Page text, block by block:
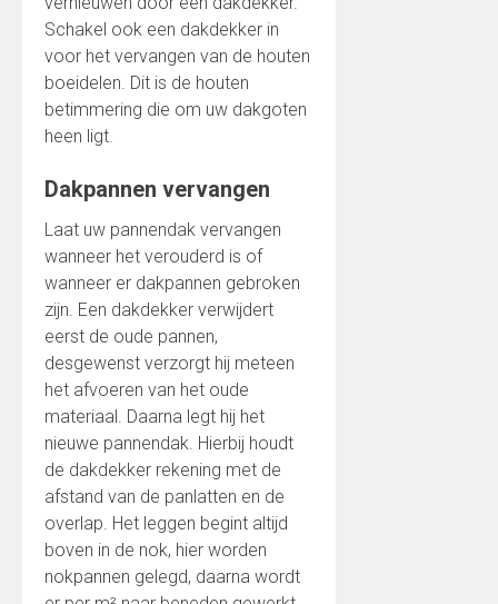
Schakel ook een dakdekker in
voor het vervangen van de houten
boeidelen. Dit is de houten
betimmering die om uw dakgoten
heen ligt.
Dakpannen vervangen
Laat uw pannendak vervangen
wanneer het verouderd is of
wanneer er dakpannen gebroken
zijn. Een dakdekker verwijdert
eerst de oude pannen,
desgewenst verzorgt hij meteen
het afvoeren van het oude
materiaal. Daarna legt hij het
nieuwe pannendak. Hierbij houdt
de dakdekker rekening met de
afstand van de panlatten en de
overlap. Het leggen begint altijd
boven in de nok, hier worden
nokpannen gelegd, daarna wordt